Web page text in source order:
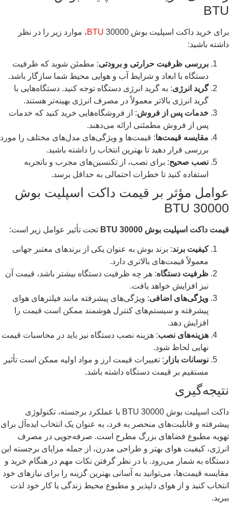
BTU
برای خرید داکت اسپلیت بوش 30000 BTU، موارد زیر را در نظر
داشته باشید:
بررسی ظرفیت حرارتی و برودتی: مطمئن شوید که ظرفیت
دستگاه با ابعاد و شرایط آب و هوایی محیط شما سازگار باشد.
گرید انرژی: به گرید انرژی دستگاه توجه کنید. دستگاه‌هایی با
گرید انرژی بالاتر معمولاً در مصرف انرژی بهینه‌تر هستند.
خدمات پس از فروش: از فروشگاه‌هایی خرید کنید که خدمات
پس از فروش مطمئنی ارائه می‌دهند.
مقایسه قیمت‌ها: قیمت‌ها و ویژگی‌های مدل‌های مختلف را مورد
بررسی قرار دهید تا بهترین انتخاب را داشته باشید.
نصب صحیح: برای نصب، از تکنسین‌های مجرب و باتجربه
استفاده کنید تا خطرات احتمالی به حداقل برسد.
عوامل مؤثر بر قیمت داکت اسپلیت بوش
30000 BTU
قیمت داکت اسپلیت بوش 30000 BTU تحت تأثیر عوامل زیر است:
کیفیت برند: برند بوش به عنوان یکی از برندهای معتبر جهانی
معمولاً قیمت‌های بالاتری دارد.
ظرفیت دستگاه: هر چه ظرفیت دستگاه بیشتر باشد، قیمت آن
نیز افزایش خواهد یافت.
ویژگی‌های اضافی: ویژگی‌های پیشرفته مانند فیلترهای هوای
پیشرفته و سیستم‌های کنترل هوشمند ممکن است قیمت را
افزایش دهد.
هزینه‌های نصب: هزینه نصب دستگاه نیز باید در محاسبات قیمت
نهایی لحاظ شود.
نوسانات بازار : تغییرات قیمت ارز و مواد اولیه ممکن است تأثیر
مستقیم بر قیمت دستگاه داشته باشد.
نتیجه‌گیری
داکت اسپلیت بوش 30000 BTU با عملکرد برجسته، تکنولوژی
پیشرفته و قابلیت‌های منحصر به فرد، به عنوان یک انتخاب ایده‌آل برای
تهویه مطبوع فضاهای بزرگ مطرح است. صرفه‌جویی در مصرف
انرژی، کیفیت هوای بهتر و طراحی مدرن، از جمله مزایای برجسته این
دستگاه به شمار می‌رود. با در نظر گرفتن نکات مهم در هنگام خرید و
مقایسه قیمت‌ها، می‌توانید به آسانی بهترین گزینه را برای نیازهای خود
انتخاب کنید و از هوای دلپذیر و مطبوع محیط زندگی یا کار خود لذت
ببرید.